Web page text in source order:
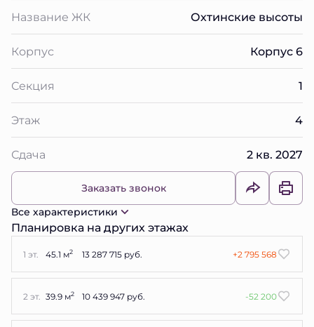
Название ЖК Охтинские высоты
Корпус Корпус 6
Секция 1
Этаж 4
Сдача 2 кв. 2027
Заказать звонок
Все характеристики
Планировка на других этажах
1 эт. 45.1 м2 13 287 715 руб. +2 795 568
2 эт. 39.9 м2 10 439 947 руб. -52 200